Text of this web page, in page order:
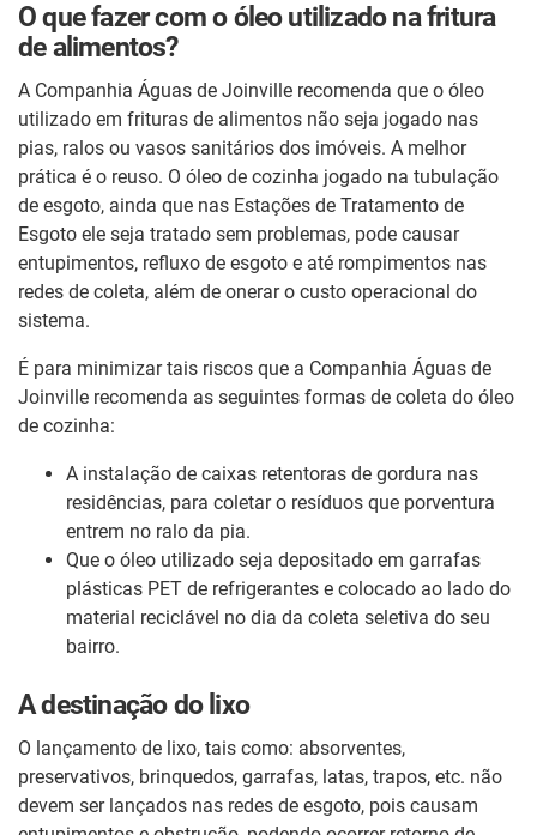
O que fazer com o óleo utilizado na fritura
de alimentos?
A Companhia Águas de Joinville recomenda que o óleo
utilizado em frituras de alimentos não seja jogado nas
pias, ralos ou vasos sanitários dos imóveis. A melhor
prática é o reuso. O óleo de cozinha jogado na tubulação
de esgoto, ainda que nas Estações de Tratamento de
Esgoto ele seja tratado sem problemas, pode causar
entupimentos, refluxo de esgoto e até rompimentos nas
redes de coleta, além de onerar o custo operacional do
sistema.
É para minimizar tais riscos que a Companhia Águas de
Joinville recomenda as seguintes formas de coleta do óleo
de cozinha:
A instalação de caixas retentoras de gordura nas
residências, para coletar o resíduos que porventura
entrem no ralo da pia.
Que o óleo utilizado seja depositado em garrafas
plásticas PET de refrigerantes e colocado ao lado do
material reciclável no dia da coleta seletiva do seu
bairro.
A destinação do lixo
O lançamento de lixo, tais como: absorventes,
preservativos, brinquedos, garrafas, latas, trapos, etc. não
devem ser lançados nas redes de esgoto, pois causam